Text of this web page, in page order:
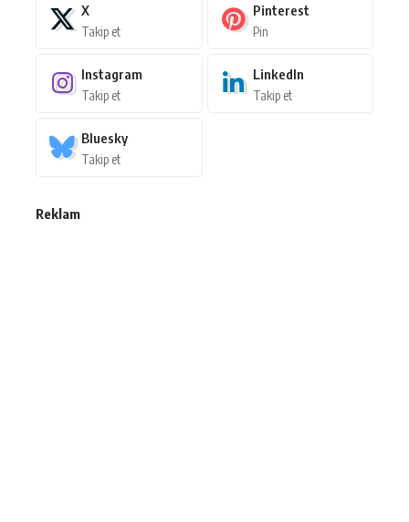
X
Takip et
Pinterest
Pin
Instagram
Takip et
LinkedIn
Takip et
Bluesky
Takip et
Reklam